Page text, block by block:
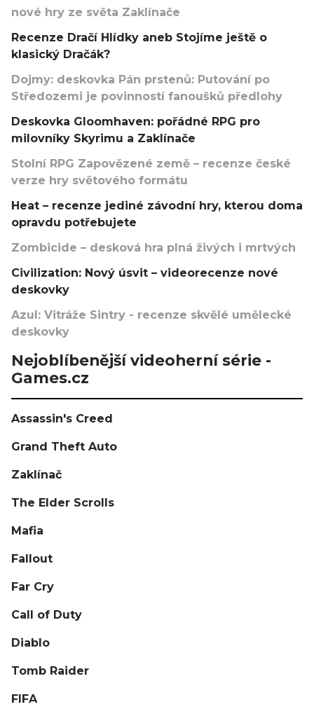
nové hry ze světa Zaklínače
Recenze Dračí Hlídky aneb Stojíme ještě o
klasický Dračák?
Dojmy: deskovka Pán prstenů: Putování po
Středozemi je povinností fanoušků předlohy
Deskovka Gloomhaven: pořádné RPG pro
milovníky Skyrimu a Zaklínače
Stolní RPG Zapovězené země – recenze české
verze hry světového formátu
Heat – recenze jediné závodní hry, kterou doma
opravdu potřebujete
Zombicide – desková hra plná živých i mrtvých
Civilization: Nový úsvit – videorecenze nové
deskovky
Azul: Vitráže Sintry - recenze skvělé umělecké
deskovky
Nejoblíbenější videoherní série -
Games.cz
Assassin's Creed
Grand Theft Auto
Zaklínač
The Elder Scrolls
Mafia
Fallout
Far Cry
Call of Duty
Diablo
Tomb Raider
FIFA